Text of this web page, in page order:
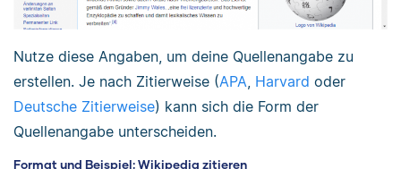
Nutze diese Angaben, um deine Quellenangabe zu
erstellen. Je nach Zitierweise (APA Harvard oder
Deutsche Zitierweise) kann sich die Form der
Quellenangabe unterscheiden.
Format und Beispiel: Wikipedia zitieren